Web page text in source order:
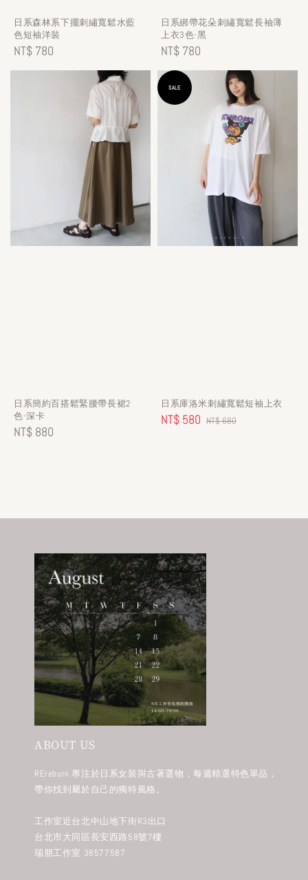
日系森林系下擺刺繡寬鬆水藍
色短袖洋裝
Regular
price
NT$ 780
日系綁帶花朵刺繡寬鬆長袖薄
上衣3色-黑
Regular
price
NT$ 780
日系簡約百搭鬆緊腰帶長裙2
色-深卡
Regular
NT$ 880
SALE
日系庫洛米刺繡寬鬆短袖上衣
Sale
NT$ 580 Regular
NT$ 680
ABOUT US
REreburn 專注於日系女裝與古著選物，每週精選特色單品，
帶你找到屬於自己的獨特風格。
工作室近台北中山地下街R3出口
台北市大同區長安西路58號7樓
瑞朋工作室 38577587